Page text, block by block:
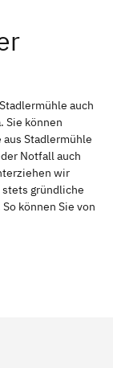
Mittelfranken
auch
Sie können
Stadlermühle
Notfall auch
wir
gründliche
können Sie von